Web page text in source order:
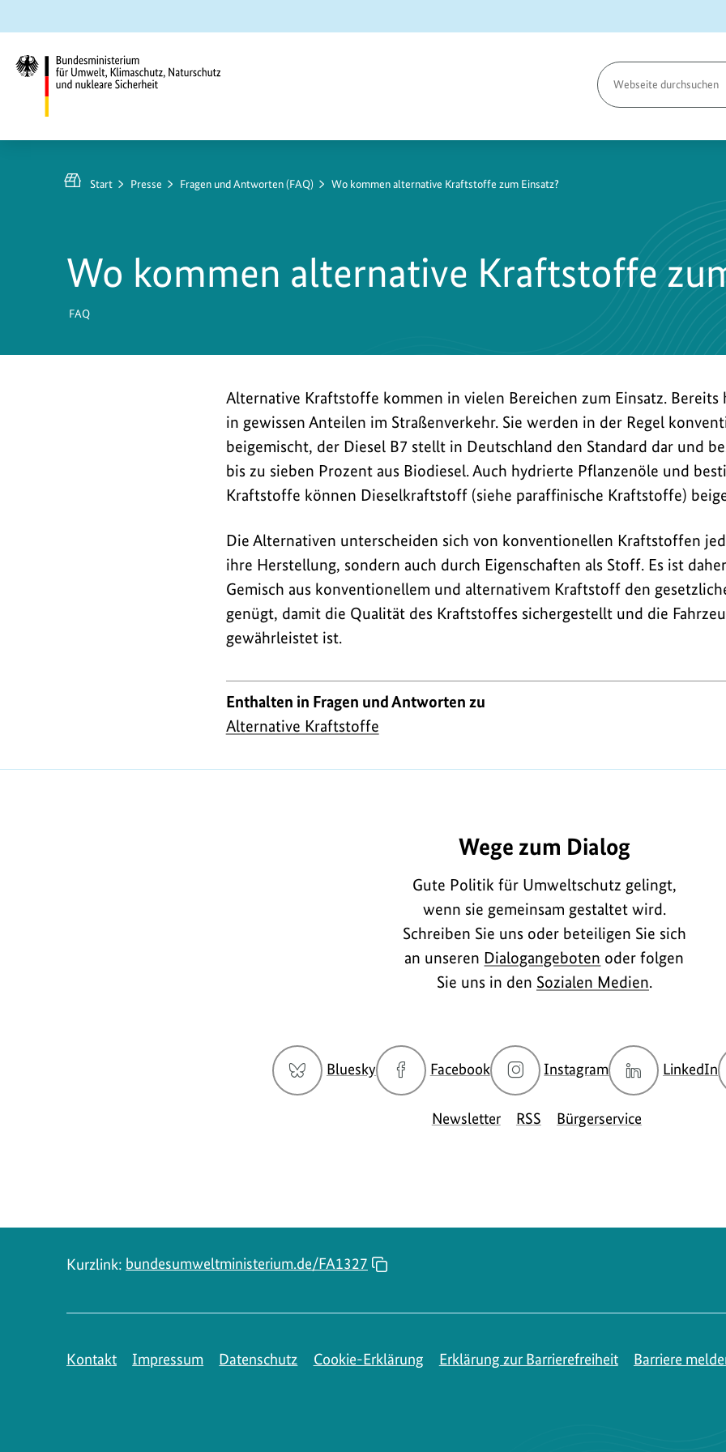
Hauptinhalt
springen
Suche
springen
Hauptnavigation
springen
Umwelt,
Klimaschutz,
nukleare
Sicherheit
Seite
durchsuchen
Start Presse Fragen und Antworten (FAQ) Wo kommen alternative Kraftstoffe zum Einsatz?
Wo kommen alternative Kraftstoffe
FAQ
Alternative Kraftstoffe kommen in vielen Bereichen zum Einsatz. Bereits
in gewissen Anteilen im Straßenverkehr. Sie werden in der Regel
beigemischt, der Diesel B7 stellt in Deutschland den Standard dar und
bis zu sieben Prozent aus Biodiesel. Auch hydrierte Pflanzenöle und
Kraftstoffe können Dieselkraftstoff (siehe paraffinische Kraftstoffe)
Die Alternativen unterscheiden sich von konventionellen Kraftstoffen
ihre Herstellung, sondern auch durch Eigenschaften als Stoff. Es ist
Gemisch aus konventionellem und alternativem Kraftstoff den
genügt, damit die Qualität des Kraftstoffes sichergestellt und die
gewährleistet ist.
Enthalten in Fragen und Antworten zu
Alternative Kraftstoffe
Wege zum Dialog
Gute Politik für Umweltschutz gelingt,
wenn sie gemeinsam gestaltet wird.
Schreiben Sie uns oder beteiligen Sie sich
an unseren Dialogangeboten oder folgen
Sie uns in den Sozialen Medien.
Bluesky
zur
Bluesky-
Seite
Facebook
zur
Facebook-
Seite
des
Instagram
zur
Instagram-
Seite
des
LinkedIn
Newsletter RSS Bürgerservice
Kurzlink: bundesumweltministerium.de/FA1327
Kontakt Impressum Datenschutz Cookie-Erklärung Erklärung zur Barrierefreiheit Barriere